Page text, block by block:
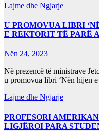
Lajme dhe Ngjarje
U PROMOVUA LIBRI
E REKTORIT TË PARË
Nën 24, 2023
Në prezencë të ministrave
u promovua libri ‘Nën hijen
Lajme dhe Ngjarje
PROFESORI
LIGJËROI PARA